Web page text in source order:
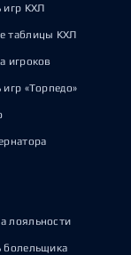
игр КХЛ
таблицы КХЛ
игроков
игр «Торпедо»
лояльности
болельщика